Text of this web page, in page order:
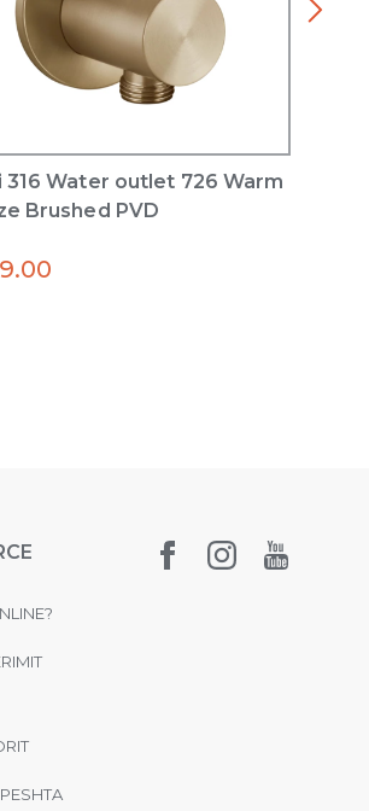
316 Water outlet 726 Warm
Brushed PVD